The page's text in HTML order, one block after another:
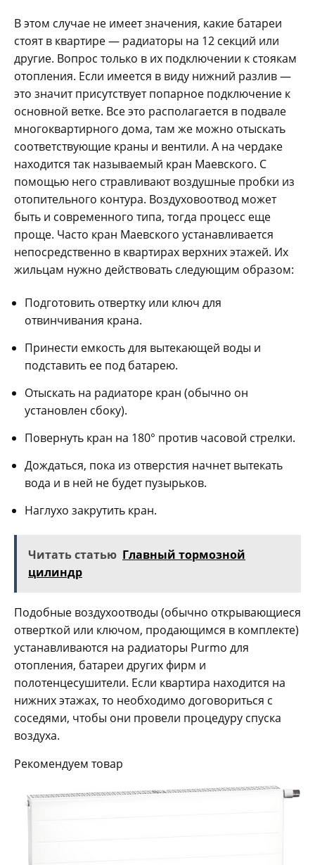
В этом случае не имеет значения, какие батареи
стоят в квартире — радиаторы на 12 секций или
другие. Вопрос только в их подключении к стоякам
отопления. Если имеется в виду нижний разлив —
это значит присутствует попарное подключение к
основной ветке. Все это располагается в подвале
многоквартирного дома, там же можно отыскать
соответствующие краны и вентили. А на чердаке
находится так называемый кран Маевского. С
помощью него стравливают воздушные пробки из
отопительного контура. Воздуховоотвод может
быть и современного типа, тогда процесс еще
проще. Часто кран Маевского устанавливается
непосредственно в квартирах верхних этажей. Их
жильцам нужно действовать следующим образом:
Подготовить отвертку или ключ для
отвинчивания крана.
Принести емкость для вытекающей воды и
подставить ее под батарею.
Отыскать на радиаторе кран (обычно он
установлен сбоку).
Повернуть кран на 180° против часовой стрелки.
Дождаться, пока из отверстия начнет вытекать
вода и в ней не будет пузырьков.
Наглухо закрутить кран.
Читать статью Главный тормозной
цилиндр
Подобные воздухоотводы (обычно открывающиеся
отверткой или ключом, продающимся в комплекте)
устанавливаются на радиаторы Purmo для
отопления, батареи других фирм и
полотенцесушители. Если квартира находится на
нижних этажах, то необходимо договориться с
соседями, чтобы они провели процедуру спуска
воздуха.
Рекомендуем товар